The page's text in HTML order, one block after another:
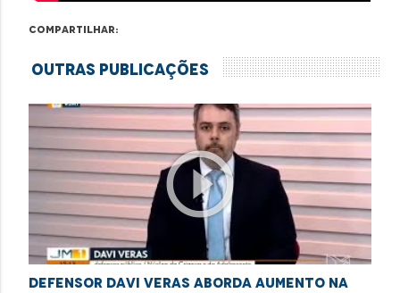
Compartilhar:
Outras Publicações
play_circle_outline
Defensor Davi Veras aborda aumento na